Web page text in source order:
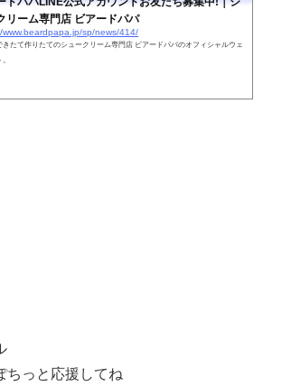
リーム専門店 ビアードパパ
www.beardpapa.jp/sp/news/414/
きたて作りたてのシュークリーム専門店 ビアードパパのオフィシャルウェ
ちっと応援してね